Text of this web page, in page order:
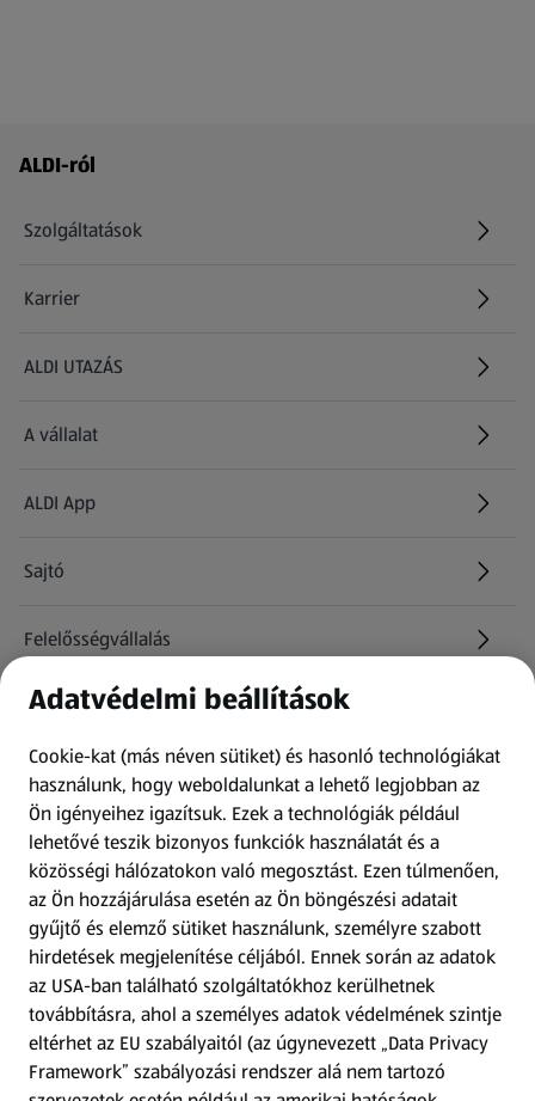
Láblécmenü - további linkek
ALDI-ról
Szolgáltatások
Karrier
(új oldalon nyílik meg)
ALDI UTAZÁS
(új oldalon nyílik meg)
A vállalat
ALDI App
Sajtó
Felelősségvállalás
Információk
Kérdőív
Fizetési lehetőségek
ALDI utalványok
Árcsökkentés
Adattörlő alkalmazás
Adatvédelmi beállítások
Cookie-kat (más néven sütiket) és hasonló technológiákat
használunk, hogy weboldalunkat a lehető legjobban az
Ön igényeihez igazítsuk. Ezek a technológiák például
lehetővé teszik bizonyos funkciók használatát és a
közösségi hálózatokon való megosztást. Ezen túlmenően,
az Ön hozzájárulása esetén az Ön böngészési adatait
gyűjtő és elemző sütiket használunk, személyre szabott
hirdetések megjelenítése céljából. Ennek során az adatok
az USA-ban található szolgáltatókhoz kerülhetnek
továbbításra, ahol a személyes adatok védelmének szintje
eltérhet az EU szabályaitól (az úgynevezett „Data Privacy
Framework” szabályozási rendszer alá nem tartozó